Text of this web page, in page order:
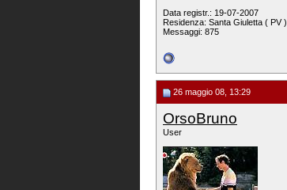
Data registr.: 19-07-2007
Residenza: Santa Giuletta ( PV )
Messaggi: 875
26 maggio 08, 13:29
OrsoBruno
User